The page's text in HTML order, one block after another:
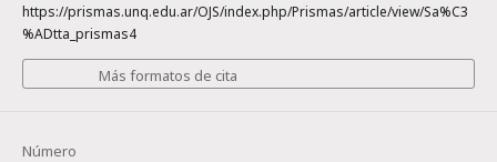
https://prismas.unq.edu.ar/OJS/index.php/Prismas/article/view/Sa%C3
%ADtta_prismas4
Más formatos de cita
Número